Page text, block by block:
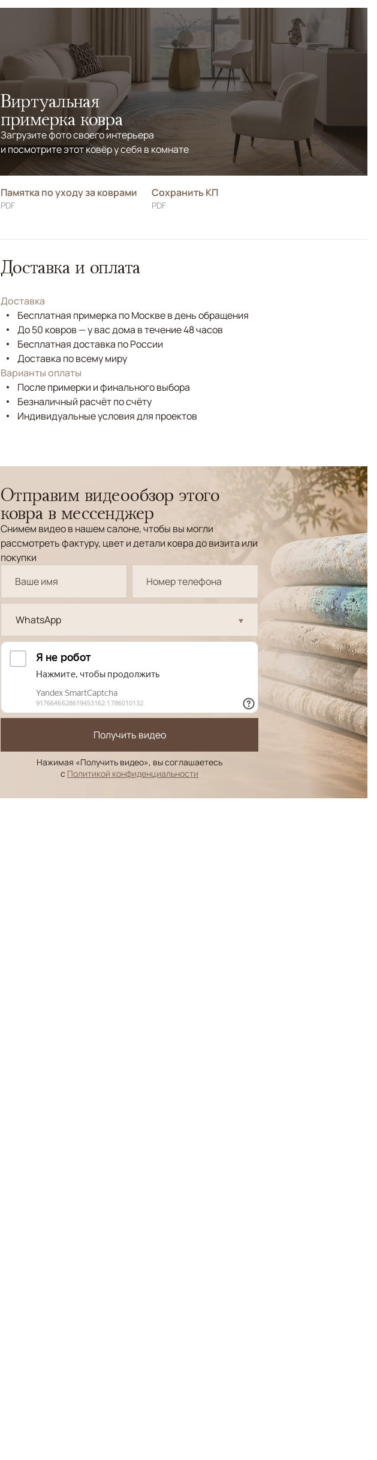
Виртуальная
примерка ковра
Загрузите фото своего интерьера
и посмотрите этот ковёр у себя в комнате
Памятка по уходу за коврами
PDF
Сохранить КП
PDF
Доставка и оплата
Доставка
Бесплатная примерка по Москве в день обращения
До 50 ковров — у вас дома в течение 48 часов
Бесплатная доставка по России
Доставка по всему миру
Варианты оплаты
После примерки и финального выбора
Безналичный расчёт по счёту
Индивидуальные условия для проектов
Отправим видеообзор этого
ковра в мессенджер
Снимем видео в нашем салоне, чтобы вы могли
рассмотреть фактуру, цвет и детали ковра до визита или
покупки
WhatsApp
Получить видео
Нажимая «Получить видео», вы соглашаетесь
с Политикой конфиденциальности